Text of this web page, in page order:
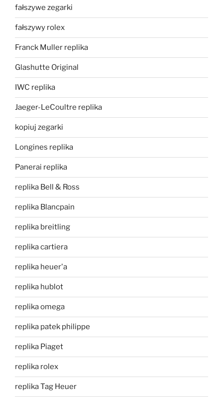
fałszywe zegarki
fałszywy rolex
Franck Muller replika
Glashutte Original
IWC replika
Jaeger-LeCoultre replika
kopiuj zegarki
Longines replika
Panerai replika
replika Bell & Ross
replika Blancpain
replika breitling
replika cartiera
replika heuer'a
replika hublot
replika omega
replika patek philippe
replika Piaget
replika rolex
replika Tag Heuer